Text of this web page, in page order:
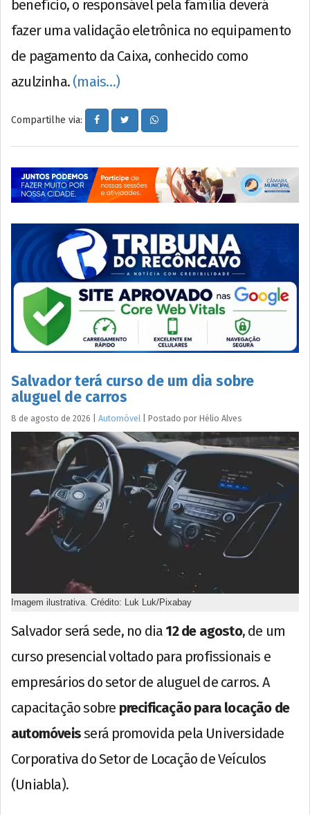
benefício, o responsável pela família deverá
fazer uma validação eletrônica no equipamento
de pagamento da Caixa, conhecido como
azulzinha. (mais…)
Compartilhe via:
Salvador terá curso de um dia sobre
aluguel de carros
8 de agosto de 2026 Automóvel Postado por Hélio Alves
Imagem ilustrativa. Crédito: Luk Luk/Pixabay
Salvador será sede, no dia 12 de agosto, de um
curso presencial voltado para profissionais e
empresários do setor de aluguel de carros. A
capacitação sobre precificação para locação de
automóveisserá promovida pela Universidade
Corporativa do Setor de Locação de Veículos
(Uniabla).